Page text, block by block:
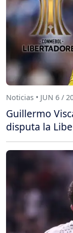
Noticias • JUN 6 /
Guillermo
disputa la